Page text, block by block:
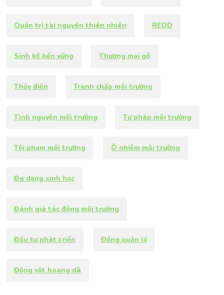
Quản trị tài nguyên thiên nhiên REDD
Sinh kế bền vững Thương mại gỗ
Thủy điện Tranh chấp môi trường
Tình nguyện môi trường Tư pháp môi trường
Tội phạm môi trường Ô nhiễm môi trường
Đa dạng sinh học
Đánh giá tác động môi trường
Đầu tư phát triển Đồng quản lý
Động vật hoang dã